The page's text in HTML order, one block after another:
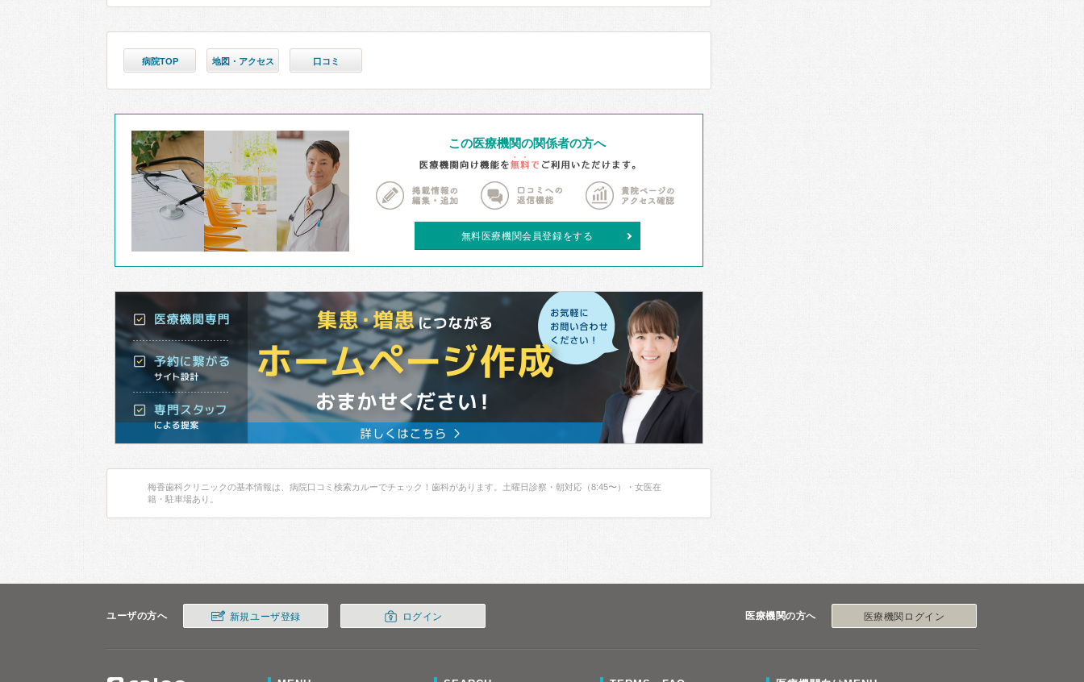
病院TOP 地図・アクセス 口コミ
この医療機関の関係者の方へ
無料医療機関会員登録をする
梅香歯科クリニックの基本情報は、病院口コミ検索カルーでチェック！歯科があります。土曜日診察・朝対応（8:45〜）・女医在
籍・駐車場あり。
ユーザの方へ 新規ユーザ登録 ログイン 医療機関の方へ 医療機関ログイン